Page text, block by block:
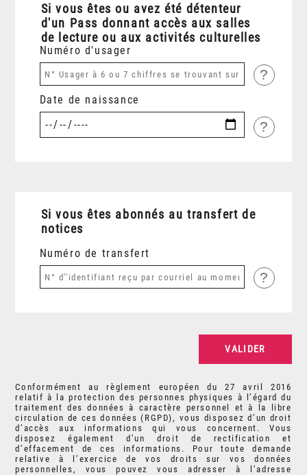
Si vous êtes ou avez été détenteur
d'un Pass donnant accès aux salles
de lecture ou aux activités culturelles
Numéro d'usager
?
Date de naissance
?
Si vous êtes abonnés au transfert de
notices
Numéro de transfert
?
Conformément au règlement européen du 27 avril 2016
relatif à la protection des personnes physiques à l’égard du
traitement des données à caractère personnel et à la libre
circulation de ces données (RGPD), vous disposez d’un droit
d’accès aux informations qui vous concernent. Vous
disposez également d’un droit de rectification et
d’effacement de ces informations. Pour toute demande
relative à l’exercice de vos droits sur vos données
personnelles, vous pouvez vous adresser à l’adresse